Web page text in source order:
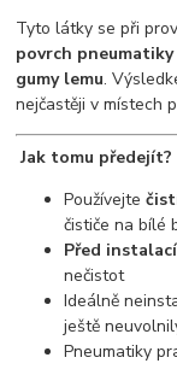
Tyto látky se při
povrch pneumatiky
gumy lemu.
nejčastěji v místech
Jak tomu předejít?
Používejte
čističe na bílé
Před
nečistot
Ideálně
ještě
Pneumatiky